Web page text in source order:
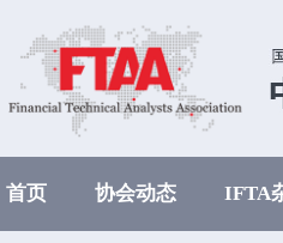
首页 协会动态 IFTA